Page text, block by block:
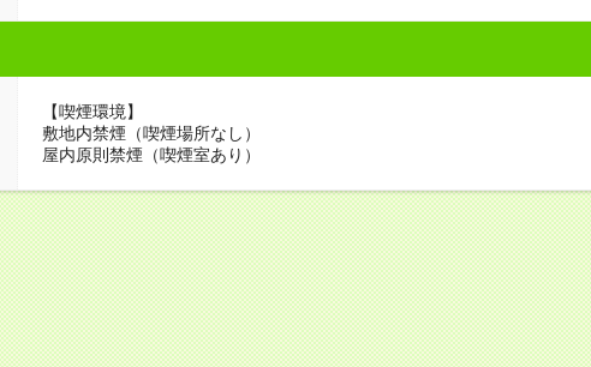
【喫煙環境】
敷地内禁煙（喫煙場所なし）
屋内原則禁煙（喫煙室あり）